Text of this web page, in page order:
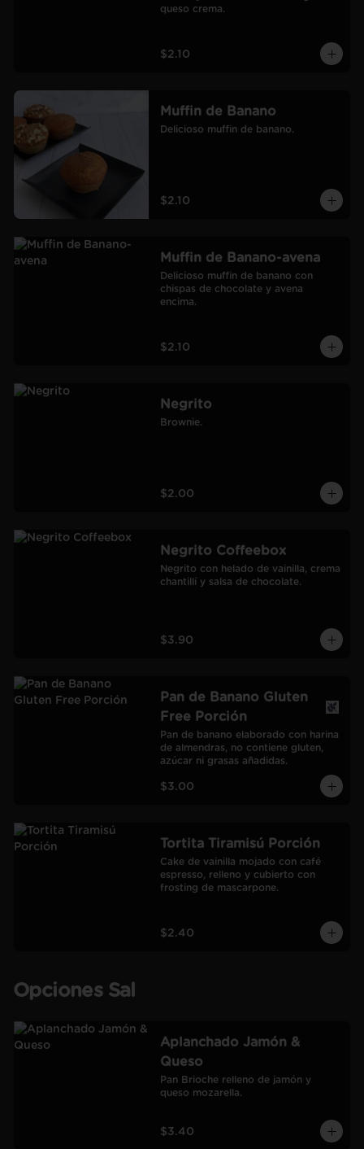
queso crema.
$2.10
Muffin de Banano
Delicioso muffin de banano.
$2.10
Muffin de Banano-avena
Delicioso muffin de banano con
chispas de chocolate y avena
encima.
$2.10
Negrito
Brownie.
$2.00
Negrito Coffeebox
Negrito con helado de vainilla, crema
chantillí y salsa de chocolate.
$3.90
Pan de Banano Gluten
Free Porción
Pan de banano elaborado con harina
de almendras, no contiene gluten,
azúcar ni grasas añadidas.
$3.00
Tortita Tiramisú Porción
Cake de vainilla mojado con café
espresso, relleno y cubierto con
frosting de mascarpone.
$2.40
Opciones Sal
Aplanchado Jamón &
Queso
Pan Brioche relleno de jamón y
queso mozarella.
$3.40